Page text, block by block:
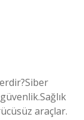
araçlar.